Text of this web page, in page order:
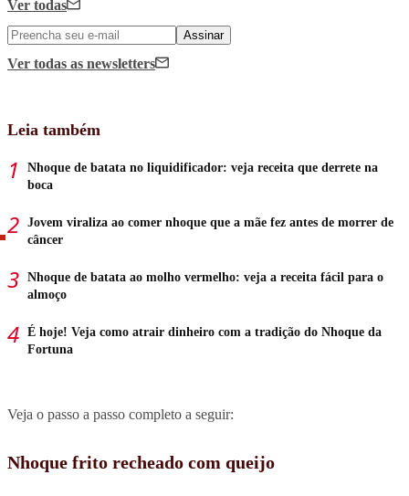
Ver todas
Assinar
Ver todas as newsletters
Leia também
Nhoque de batata no liquidificador: veja receita que derrete na
boca
Jovem viraliza ao comer nhoque que a mãe fez antes de morrer de
câncer
Nhoque de batata ao molho vermelho: veja a receita fácil para o
almoço
É hoje! Veja como atrair dinheiro com a tradição do Nhoque da
Fortuna
Veja o passo a passo completo a seguir:
Nhoque frito recheado com queijo